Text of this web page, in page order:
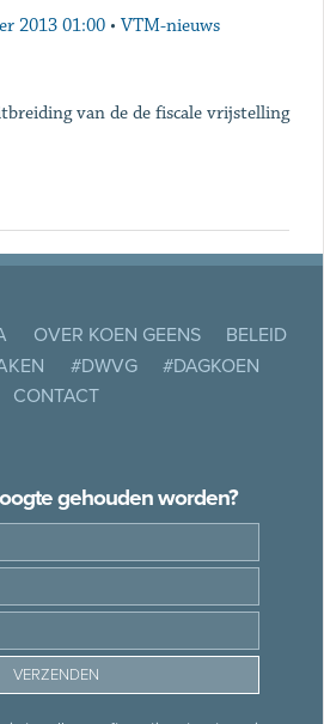
2013 01:00 • VTM-nieuws
van de de fiscale vrijstelling
OVER KOEN GEENS
BELEID
#DWVG
#DAGKOEN
CONTACT
gehouden worden?